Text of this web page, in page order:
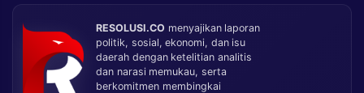
RESOLUSI.CO menyajikan laporan
politik, sosial, ekonomi, dan isu
daerah dengan ketelitian analitis
dan narasi memukau, serta
berkomitmen membingkai